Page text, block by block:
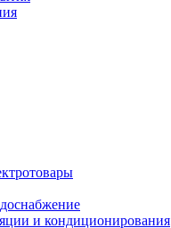
и кондиционирования